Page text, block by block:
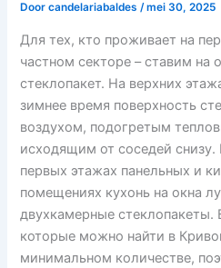
Doorcandelariabaldes/mei 30, 2025
Для тех, кто проживает на
частном секторе – ставим на
стеклопакет. На верхних
зимнее время поверхность
воздухом, подогретым
исходящим от соседей снизу.
первых этажах панельных и
помещениях кухонь на окна
двухкамерные стеклопакеты.
которые можно найти в
минимальном количестве,